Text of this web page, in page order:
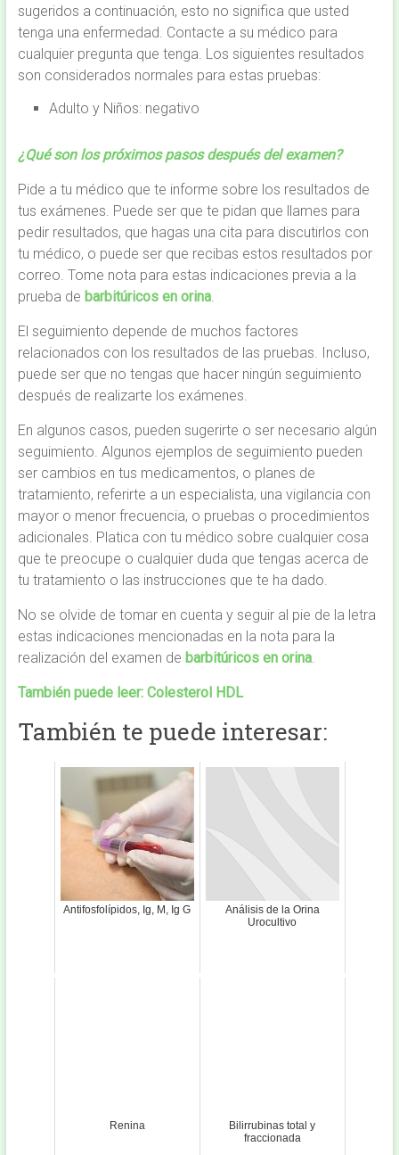
sugeridos a continuación, esto no significa que usted
tenga una enfermedad. Contacte a su médico para
cualquier pregunta que tenga. Los siguientes resultados
son considerados normales para estas pruebas:
Adulto y Niños: negativo
¿Qué son los próximos pasos después del examen?
Pide a tu médico que te informe sobre los resultados de
tus exámenes. Puede ser que te pidan que llames para
pedir resultados, que hagas una cita para discutirlos con
tu médico, o puede ser que recibas estos resultados por
correo. Tome nota para estas indicaciones previa a la
prueba de barbitúricos en orina.
El seguimiento depende de muchos factores
relacionados con los resultados de las pruebas. Incluso,
puede ser que no tengas que hacer ningún seguimiento
después de realizarte los exámenes.
En algunos casos, pueden sugerirte o ser necesario algún
seguimiento. Algunos ejemplos de seguimiento pueden
ser cambios en tus medicamentos, o planes de
tratamiento, referirte a un especialista, una vigilancia con
mayor o menor frecuencia, o pruebas o procedimientos
adicionales. Platica con tu médico sobre cualquier cosa
que te preocupe o cualquier duda que tengas acerca de
tu tratamiento o las instrucciones que te ha dado.
No se olvide de tomar en cuenta y seguir al pie de la letra
estas indicaciones mencionadas en la nota para la
realización del examen de barbitúricos en orina.
También puede leer: Colesterol HDL
También te puede interesar:
Antifosfolípidos, Ig, M, Ig G
Análisis de la Orina
Urocultivo
Renina
Bilirrubinas total y
fraccionada